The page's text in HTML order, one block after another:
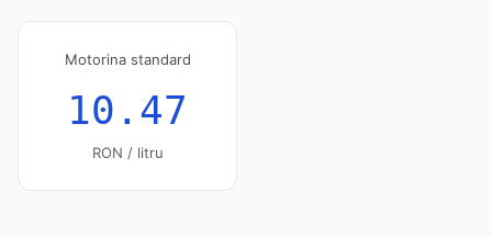
Motorina standard
10.47
RON / litru